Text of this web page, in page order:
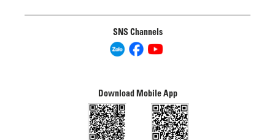
SNS Channels
Download Mobile App